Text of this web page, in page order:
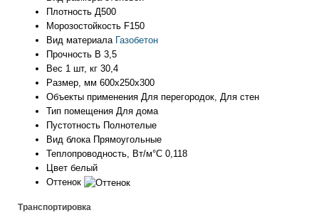
Плотность Д500
Морозостойкость F150
Вид материала Газобетон
Прочность B 3,5
Вес 1 шт, кг 30,4
Размер, мм 600х250х300
Объекты применения Для перегородок, Для стен
Тип помещения Для дома
Пустотность Полнотелые
Вид блока Прямоугольные
Теплопроводность, Вт/м°С 0,118
Цвет белый
Оттенок
Транспортировка